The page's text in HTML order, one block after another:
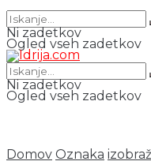
Ni zadetkov
Ogled vseh zadetkov
Ni zadetkov
Ogled vseh zadetkov
Domov Oznaka